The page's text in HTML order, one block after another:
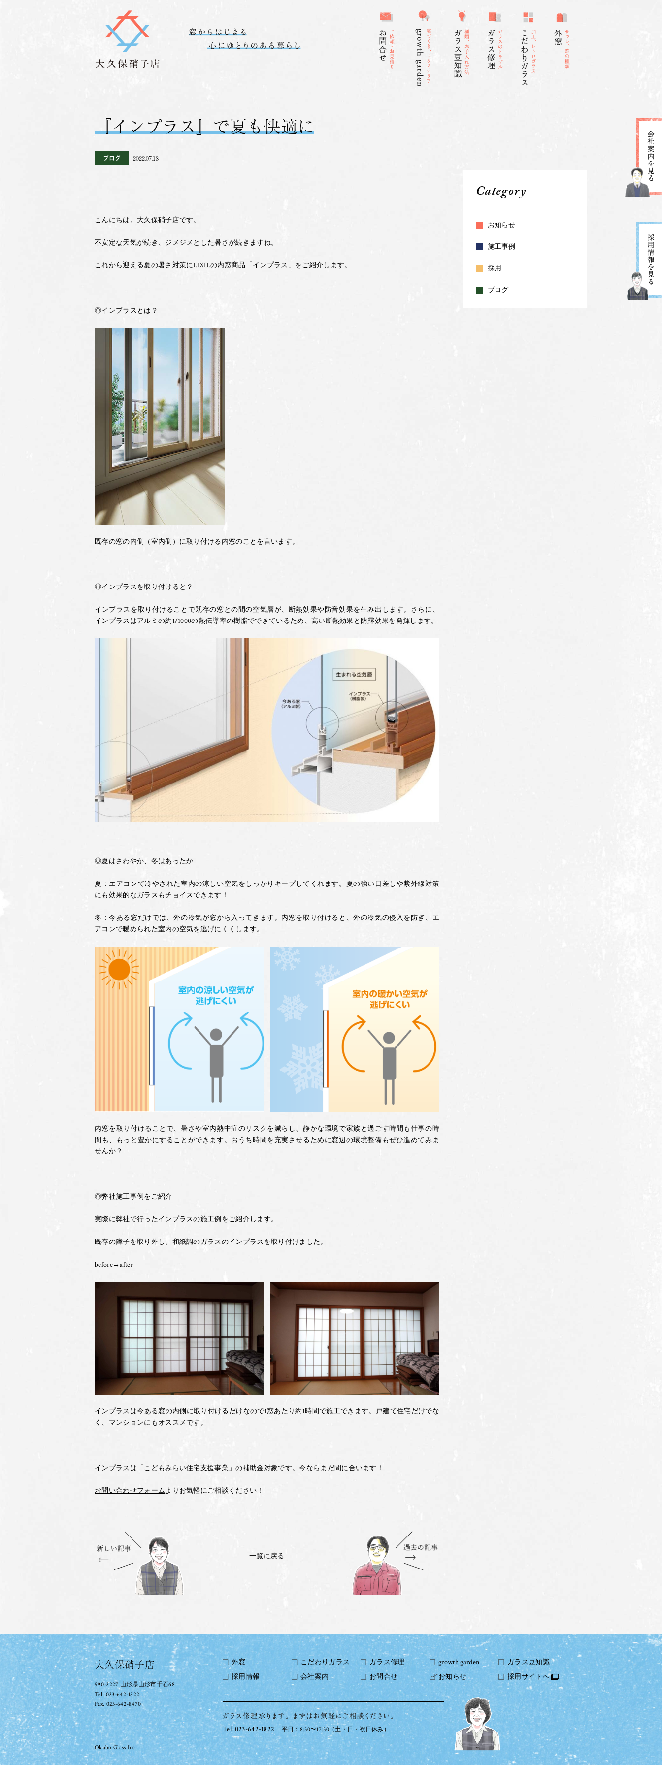
『インプラス』で夏も快適に
ブログ 2022.07.18
こんにちは。大久保硝子店です。
不安定な天気が続き、ジメジメとした暑さが続きますね。
これから迎える夏の暑さ対策にLIXILの内窓商品「インプラス」をご紹介します。
◎インプラスとは？
既存の窓の内側（室内側）に取り付ける内窓のことを言います。
◎インプラスを取り付けると？
インプラスを取り付けることで既存の窓との間の空気層が、断熱効果や防音効果を生み出します。さらに、
インプラスはアルミの約1/1000の熱伝導率の樹脂でできているため、高い断熱効果と防露効果を発揮します。
◎夏はさわやか、冬はあったか
夏：エアコンで冷やされた室内の涼しい空気をしっかりキープしてくれます。夏の強い日差しや紫外線対策
にも効果的なガラスもチョイスできます！
冬：今ある窓だけでは、外の冷気が窓から入ってきます。内窓を取り付けると、外の冷気の侵入を防ぎ、エ
アコンで暖められた室内の空気を逃げにくくします。
内窓を取り付けることで、暑さや室内熱中症のリスクを減らし、静かな環境で家族と過ごす時間も仕事の時
間も、もっと豊かにすることができます。おうち時間を充実させるために窓辺の環境整備もぜひ進めてみま
せんか？
◎弊社施工事例をご紹介
実際に弊社で行ったインプラスの施工例をご紹介します。
既存の障子を取り外し、和紙調のガラスのインプラスを取り付けました。
before→after
インプラスは今ある窓の内側に取り付けるだけなので1窓あたり約1時間で施工できます。戸建て住宅だけでな
く、マンションにもオススメです。
インプラスは「こどもみらい住宅支援事業」の補助金対象です。今ならまだ間に合います！
お問い合わせフォームよりお気軽にご相談ください！
一覧に戻る
Category
お知らせ
施工事例
採用
ブログ
外窓 こだわりガラス ガラス修理 growth garden
ガラス豆知識
採用情報
会社案内 お問合せ お知らせ 採用サイトへ
Tel. 023-642-1822 平日：8:30〜17:30（土・日・祝日休み）
大久保硝子店
990-2227 山形県山形市千石68
Tel. 023-642-1822
Fax. 023-642-8470
Okubo Glass Inc.